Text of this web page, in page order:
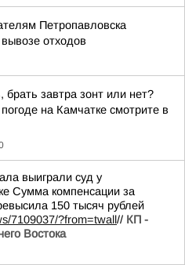
Петропавловска
отходов
брать завтра зонт или нет?
на Камчатке смотрите в
выиграли суд у
Сумма компенсации за
150 тысяч рублей
7109037/?from=twall// КП -
Востока